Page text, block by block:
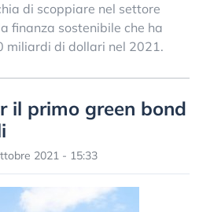
di scoppiare nel settore
finanza sostenibile che ha
miliardi di dollari nel 2021.
il primo green bond
2021 - 15:33